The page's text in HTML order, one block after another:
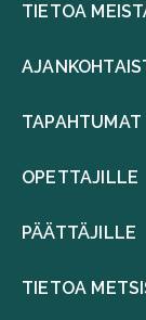
TIETOA
TAPAHTUMAT
OPETTAJILLE
PÄÄTTÄJILLE
TIETOA